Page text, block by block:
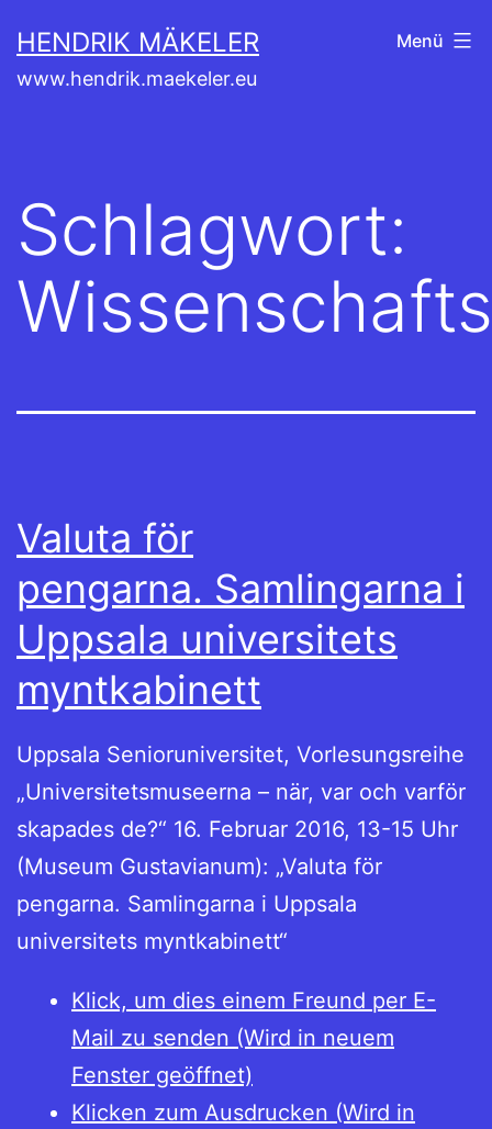
Inhalt
springen
HENDRIK MÄKELER
www.hendrik.maekeler.eu
Menü
Schlagwort:
Valuta för
pengarna. Samlingarna i
Uppsala universitets
myntkabinett
Uppsala Senioruniversitet, Vorlesungsreihe
„Universitetsmuseerna – när, var och varför
skapades de?“ 16. Februar 2016, 13-15 Uhr
(Museum Gustavianum): „Valuta för
pengarna. Samlingarna i Uppsala
universitets myntkabinett“
Klick, um dies einem Freund per E-
Mail zu senden (Wird in neuem
Fenster geöffnet)
Klicken zum Ausdrucken (Wird in